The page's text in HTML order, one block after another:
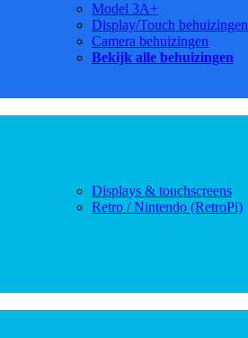
Model 3A+
Display/Touch behuizingen
Camera behuizingen
Bekijk alle behuizingen
Displays & touchscreens
Retro / Nintendo (RetroPi)